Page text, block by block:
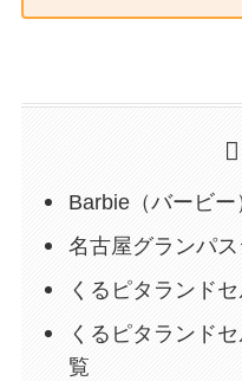
Barbie（バービ
名古屋グランパ
くるピタランド
くるピタランド
覧